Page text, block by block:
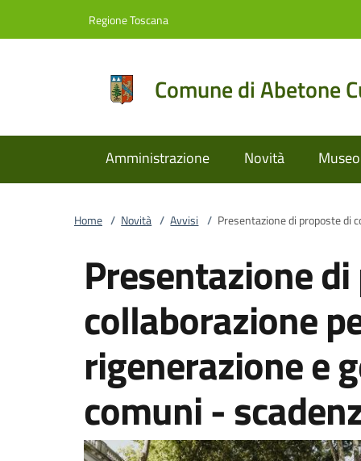
Regione Toscana
Comune di Abetone
Amministrazione Novità
Home / Novità / Avvisi / Presentazione di proposte di
Presentazione
collaborazione
rigenerazione e
comuni -